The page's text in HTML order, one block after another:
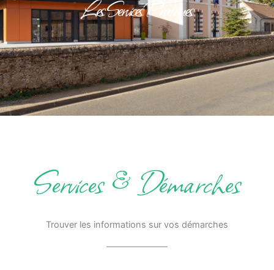
Les Services Pratiques
Services & Démarches
Trouver les informations sur vos démarches